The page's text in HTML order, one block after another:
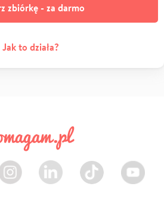
zbiórkę - za darmo
Jak to działa?
Instagram LinkedIn TikTok Youtube